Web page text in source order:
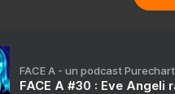
FACE A - un podcast
FACE A #30 : Eve